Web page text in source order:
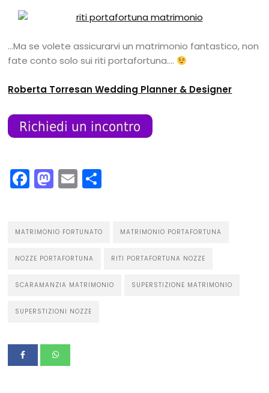
…Ma se volete assicurarvi un matrimonio fantastico, non
fate conto solo sui riti portafortuna….
Roberta Torresan Wedding Planner & Designer
Facebook
Mastodon
Email
MATRIMONIO FORTUNATO MATRIMONIO PORTAFORTUNA
NOZZE PORTAFORTUNA RITI PORTAFORTUNA NOZZE
SCARAMANZIA MATRIMONIO SUPERSTIZIONE MATRIMONIO
SUPERSTIZIONI NOZZE